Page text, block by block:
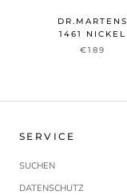
DR.MARTENS
1461 NICKEL
€189
SERVICE
SUCHEN
DATENSCHUTZ